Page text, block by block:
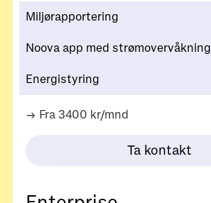
Miljørapportering
Noova app med strømovervåkning
Energistyring
→ Fra 3400 kr/mnd
Ta kontakt